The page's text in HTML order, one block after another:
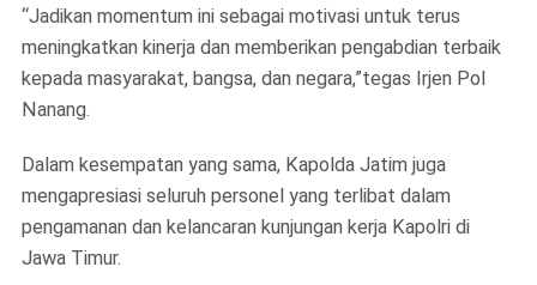
“Jadikan momentum ini sebagai motivasi untuk terus
meningkatkan kinerja dan memberikan pengabdian terbaik
kepada masyarakat, bangsa, dan negara,”tegas Irjen Pol
Nanang.
Dalam kesempatan yang sama, Kapolda Jatim juga
mengapresiasi seluruh personel yang terlibat dalam
pengamanan dan kelancaran kunjungan kerja Kapolri di
Jawa Timur.